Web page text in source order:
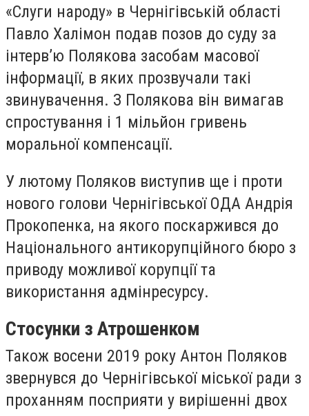
«Слуги народу» в Чернігівській області
Павло Халімон подав позов до суду за
інтерв’ю Полякова засобам масової
інформації, в яких прозвучали такі
звинувачення. З Полякова він вимагав
спростування і 1 мільйон гривень
моральної компенсації.
У лютому Поляков виступив ще і проти
нового голови Чернігівської ОДА Андрія
Прокопенка, на якого поскаржився до
Національного антикорупційного бюро з
приводу можливої корупції та
використання адмінресурсу.
Стосунки з Атрошенком
Також восени 2019 року Антон Поляков
звернувся до Чернігівської міської ради з
проханням посприяти у вирішенні двох